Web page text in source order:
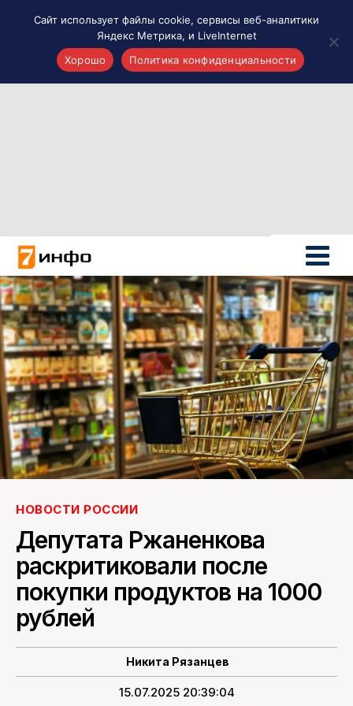
Новости России
Политика
Новости мира
Все материалы 7инфо
О НАС
ПОИСК ПО САЙТУ
НОВОСТИ РОССИИ
Депутата Ржаненкова
раскритиковали после
покупки продуктов на 1000
рублей
Никита Рязанцев
15.07.2025 20:39:04
Сайт использует файлы cookie, сервисы веб-аналитики
Яндекс Метрика, и LiveInternet
Хорошо
Политика конфиденциальности